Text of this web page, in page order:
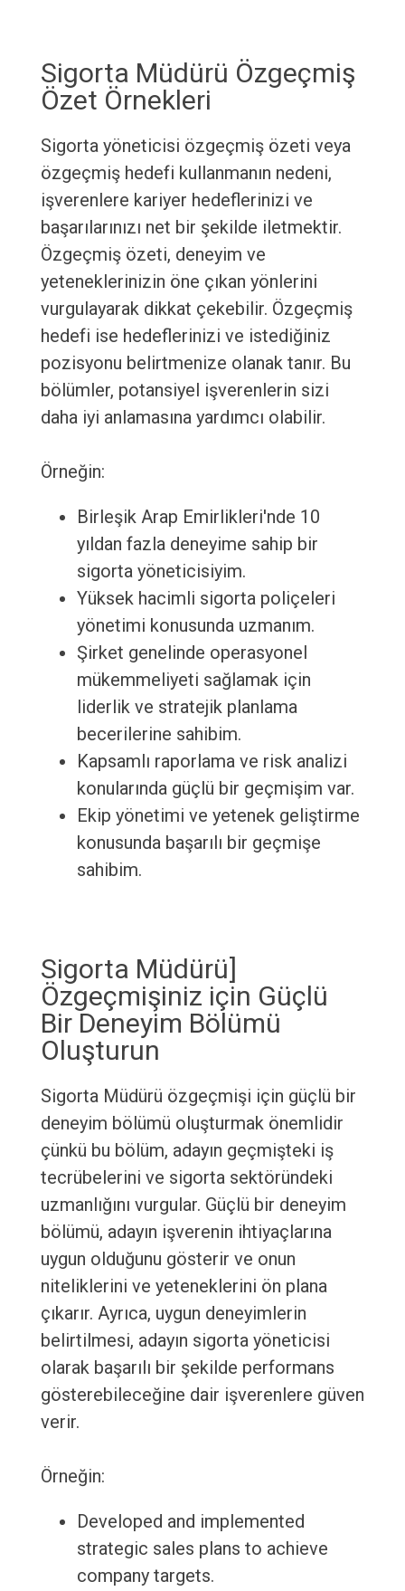
Sigorta Müdürü Özgeçmiş
Özet Örnekleri
Sigorta yöneticisi özgeçmiş özeti veya
özgeçmiş hedefi kullanmanın nedeni,
işverenlere kariyer hedeflerinizi ve
başarılarınızı net bir şekilde iletmektir.
Özgeçmiş özeti, deneyim ve
yeteneklerinizin öne çıkan yönlerini
vurgulayarak dikkat çekebilir. Özgeçmiş
hedefi ise hedeflerinizi ve istediğiniz
pozisyonu belirtmenize olanak tanır. Bu
bölümler, potansiyel işverenlerin sizi
daha iyi anlamasına yardımcı olabilir.
Örneğin:
Birleşik Arap Emirlikleri'nde 10
yıldan fazla deneyime sahip bir
sigorta yöneticisiyim.
Yüksek hacimli sigorta poliçeleri
yönetimi konusunda uzmanım.
Şirket genelinde operasyonel
mükemmeliyeti sağlamak için
liderlik ve stratejik planlama
becerilerine sahibim.
Kapsamlı raporlama ve risk analizi
konularında güçlü bir geçmişim var.
Ekip yönetimi ve yetenek geliştirme
konusunda başarılı bir geçmişe
sahibim.
Sigorta Müdürü]
Özgeçmişiniz için Güçlü
Bir Deneyim Bölümü
Oluşturun
Sigorta Müdürü özgeçmişi için güçlü bir
deneyim bölümü oluşturmak önemlidir
çünkü bu bölüm, adayın geçmişteki iş
tecrübelerini ve sigorta sektöründeki
uzmanlığını vurgular. Güçlü bir deneyim
bölümü, adayın işverenin ihtiyaçlarına
uygun olduğunu gösterir ve onun
niteliklerini ve yeteneklerini ön plana
çıkarır. Ayrıca, uygun deneyimlerin
belirtilmesi, adayın sigorta yöneticisi
olarak başarılı bir şekilde performans
gösterebileceğine dair işverenlere güven
verir.
Örneğin:
Developed and implemented
strategic sales plans to achieve
company targets.